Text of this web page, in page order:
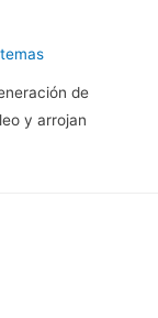
de
y arrojan